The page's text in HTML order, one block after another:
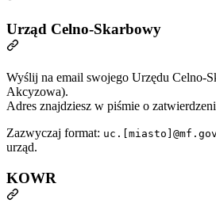
Urząd Celno-Skarbowy
Wyślij na email swojego Urzędu Celno-
Akcyzowa).
Adres znajdziesz w piśmie o
Zazwyczaj format:
urząd.
KOWR